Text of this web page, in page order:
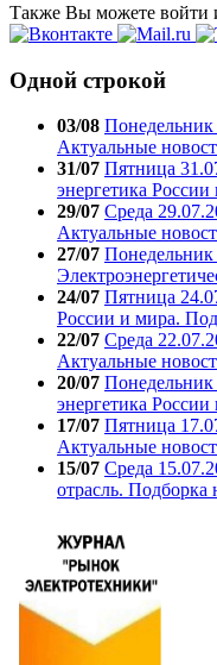
Также Вы можете войти
Одной строкой
03/08 Понедельник
Актуальные
31/07 Пятница
энергетика
29/07 Среда
Актуальные
27/07 Понедельник
24/07 Пятница
России и мира.
22/07 Среда
Актуальные
20/07 Понедельник
энергетика
17/07 Пятница
Актуальные
15/07 Среда
отрасль. Подборка